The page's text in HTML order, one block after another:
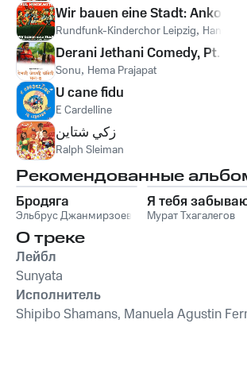
Wir bauen eine Stadt:
Rundfunk-Kinderchor Leipzig, Hans
Derani Jethani Comedy, Pt. 5
Sonu, Hema Prajapat
U cane fidu
E Cardelline
زكي شتاين
Ralph Sleiman
Рекомендованные
Бродяга
Эльбрус Джанмирзоев
Я тебя
Мурат Тхагалегов
О треке
Лейбл
Sunyata
Исполнитель
Shipibo Shamans, Manuela Agustin